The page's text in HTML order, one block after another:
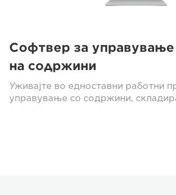
Софтвер за
на содржини
Уживајте во едноставни работни
управување со содржини,